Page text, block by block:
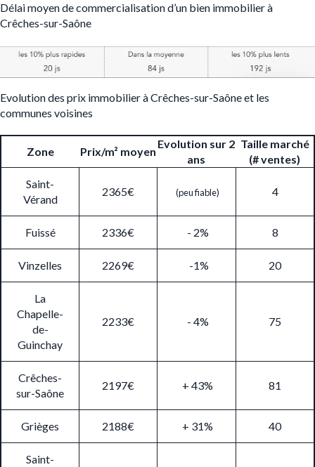
Délai moyen de commercialisation d’un bien immobilier à
Crêches-sur-Saône
Evolution des prix immobilier à Crêches-sur-Saône et les
communes voisines
Zone Prix/m² moyen
Evolution sur 2
ans
Taille marché
(# ventes)
Saint-
Vérand
2365€ (peu fiable) 4
Fuissé 2336€ - 2% 8
Vinzelles 2269€ -1% 20
La
Chapelle-
de-
Guinchay
2233€ - 4% 75
Crêches-
sur-Saône
2197€ + 43% 81
Grièges 2188€ + 31% 40
Saint-